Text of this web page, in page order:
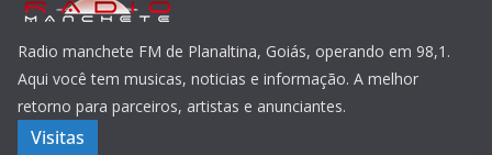
Radio manchete FM de Planaltina, Goiás, operando em 98,1.
Aqui você tem musicas, noticias e informação. A melhor
retorno para parceiros, artistas e anunciantes.
Visitas